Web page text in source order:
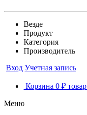
Везде
Продукт
Категория
Производитель
Вход Учетная запись
Корзина 0 ₽ товар
Меню